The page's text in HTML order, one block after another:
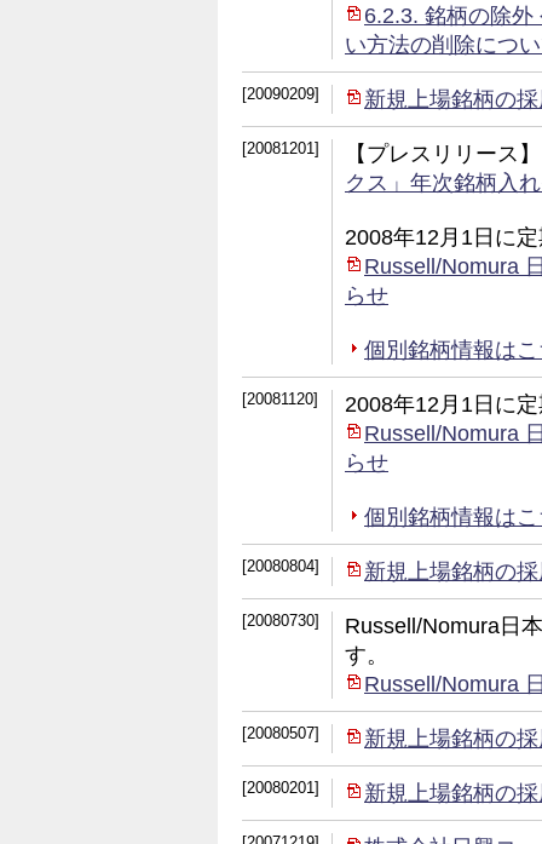
6.2.3. 銘柄の除
い方法の削除につ
[20090209] 新規上場銘柄の
[20081201]
【プレスリリース】
クス」年次銘柄入
2008年12月1日に
Russell/Nomura
らせ
個別銘柄情報は
[20081120]
2008年12月1日に
Russell/Nomura
らせ
個別銘柄情報は
[20080804] 新規上場銘柄の
[20080730]
Russell/Nomura日
す。
Russell/Nomura
[20080507] 新規上場銘柄の
[20080201] 新規上場銘柄の